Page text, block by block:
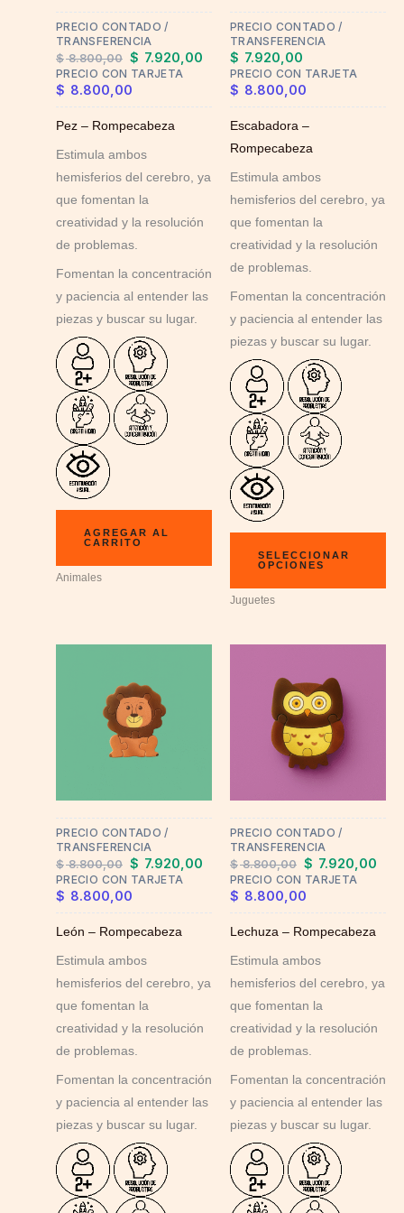
PRECIO CONTADO /
TRANSFERENCIA
$8.800,00 $ 7.920,00
PRECIO CON TARJETA
$ 8.800,00
Pez – Rompecabeza
Estimula ambos
hemisferios del cerebro, ya
que fomentan la
creatividad y la resolución
de problemas.
Fomentan la concentración
y paciencia al entender las
piezas y buscar su lugar.
AGREGAR AL
CARRITO
Animales
PRECIO CONTADO /
TRANSFERENCIA
$ 7.920,00
PRECIO CON TARJETA
$ 8.800,00
Escabadora –
Rompecabeza
Estimula ambos
hemisferios del cerebro, ya
que fomentan la
creatividad y la resolución
de problemas.
Fomentan la concentración
y paciencia al entender las
piezas y buscar su lugar.
SELECCIONAR
OPCIONES
be
chosen
on
the
product
page
Juguetes
PRECIO CONTADO /
TRANSFERENCIA
$8.800,00 $ 7.920,00
PRECIO CON TARJETA
$ 8.800,00
León – Rompecabeza
Estimula ambos
hemisferios del cerebro, ya
que fomentan la
creatividad y la resolución
de problemas.
Fomentan la concentración
y paciencia al entender las
piezas y buscar su lugar.
PRECIO CONTADO /
TRANSFERENCIA
$8.800,00 $ 7.920,00
PRECIO CON TARJETA
$ 8.800,00
Lechuza – Rompecabeza
Estimula ambos
hemisferios del cerebro, ya
que fomentan la
creatividad y la resolución
de problemas.
Fomentan la concentración
y paciencia al entender las
piezas y buscar su lugar.